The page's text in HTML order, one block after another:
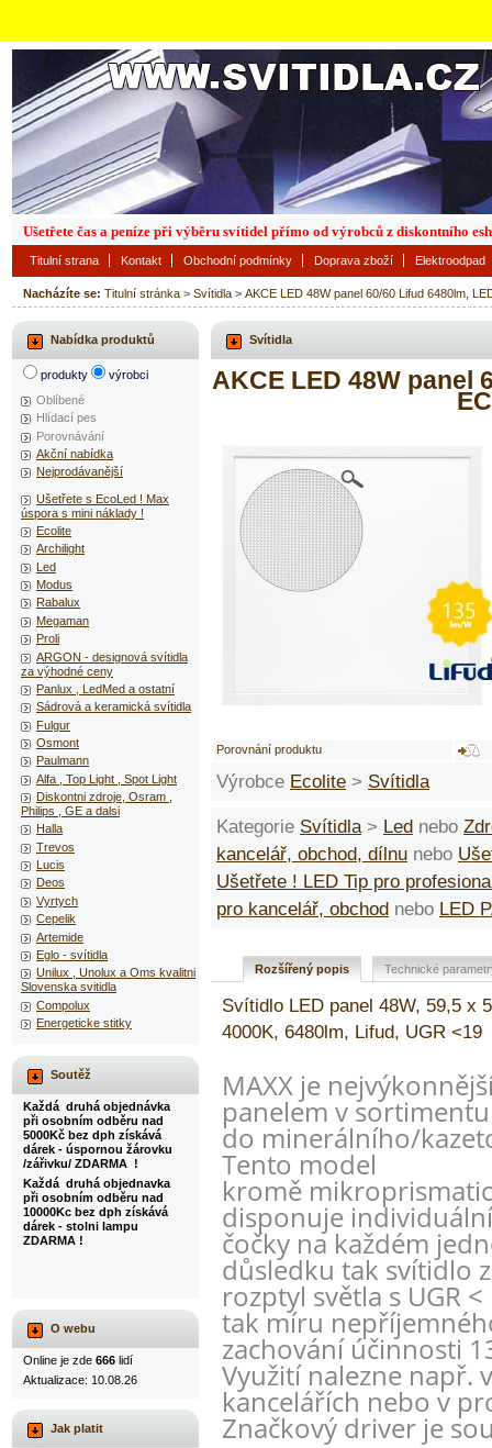
Nacházíte se: Titulní stránka > Svítidla > AKCE LED 48W panel 60/60 Lifud 6480lm,
Svítidla
AKCE LED 48W panel
Porovnání produktu
Výrobce Ecolite > Svítidla
Kategorie Svítidla > Led nebo
kancelář, obchod, dílnu nebo
Ušetřete ! LED Tip pro
pro kancelář, obchod nebo LED
Rozšířený popis Technické
Svítidlo LED panel 48W, 59,5 x
4000K, 6480lm, Lifud, UGR <19
MAXX je
panelem v
do minerálního/
Tento model
kromě
disponuje
čočky na každém
důsledku tak svítidlo
rozptyl světla s UGR
tak míru
zachování účinnosti
Využití nalezne např.
kancelářích nebo v
Značkový driver je
Nabídka produktů
produkty
výrobci
Oblíbené
Hlídací pes
Porovnávání
Akční nabídka
Nejprodávanější
Ušetřete s EcoLed ! Max
úspora s mini náklady !
Ecolite
Archilight
Led
Modus
Rabalux
Megaman
Proli
ARGON - designová svítidla
za výhodné ceny
Panlux , LedMed a ostatní
Sádrová a keramická svítidla
Fulgur
Osmont
Paulmann
Alfa , Top Light , Spot Light
Diskontni zdroje, Osram ,
Philips , GE a dalsi
Halla
Trevos
Lucis
Deos
Vyrtych
Cepelik
Artemide
Eglo - svítidla
Unilux , Unolux a Oms kvalitni
Slovenska svitidla
Compolux
Energeticke stitky
Soutěž
Každá druhá objednávka
při osobním odběru nad
5000Kč bez dph získává
dárek - úspornou žárovku
/zářivku/ ZDARMA !
Každá druhá objednavka
při osobním odběru nad
10000Kc bez dph získává
dárek - stolni lampu
ZDARMA !
O webu
Online je zde 666 lidí
Aktualizace: 10.08.26
Jak platit
Titulní strana Kontakt Obchodní podmínky Doprava zboží Elektroodpad
Ušetřete čas a peníze při výběru svítidel přímo od výrobců z diskontního